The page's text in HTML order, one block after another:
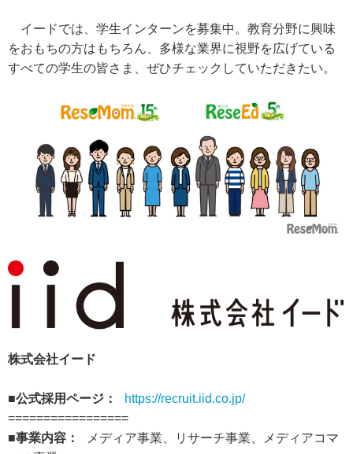
イードでは、学生インターンを募集中。教育分野に興味
をおもちの方はもちろん、多様な業界に視野を広げている
すべての学生の皆さま、ぜひチェックしていただきたい。
株式会社イード
■公式採用ページ：
https://recruit.iid.co.jp/
=================
■事業内容：
メディア事業、リサーチ事業、メディアコマ